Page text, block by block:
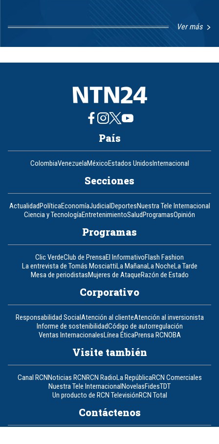
Ver más
1
8
País
ColombiaVenezuelaMéxicoEstados UnidosInternacional
Secciones
ActualidadPolíticaEconomíaJudicialDeportesNuestra Tele Internacional
Ciencia y TecnologíaEntretenimientoSaludProgramasOpinión
Programas
Clic VerdeClub de PrensaEl InformativoFlash Fashion
La entrevista de Tomás MosciattiLa MañanaLa NocheLa Tarde
Mesa de periodistasMujeres de AtaqueRazón de Estado
Corporativo
Responsabilidad SocialAtención al clienteAtención al inversionista
Informe de sostenibilidadCódigo de autorregulación
Ventas InternacionalesLínea ÉticaPrensa RCNOBA
Visite también
Canal RCNNoticias RCNRCN RadioLa RepúblicaRCN Comerciales
Nuestra Tele InternacionalNovelasFidesTDT
Un producto de RCN TelevisiónRCN Total
Contáctenos